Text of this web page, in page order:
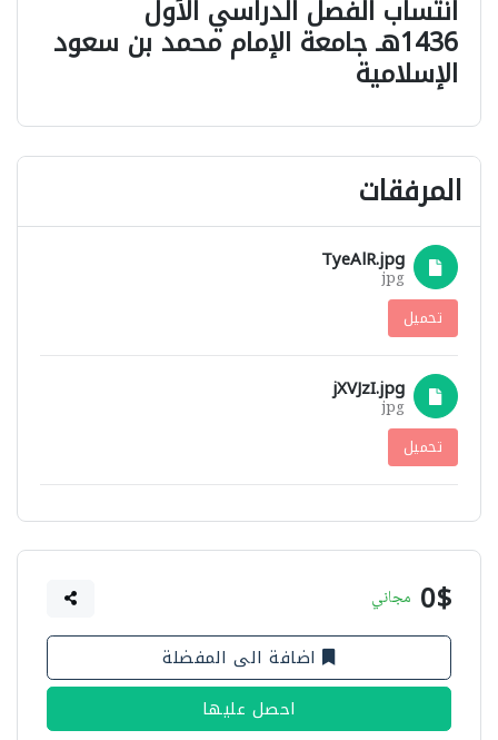
انتساب الفصل الدراسي الأول
1436هـ جامعة الإمام محمد بن سعود
الإسلامية
المرفقات
TyeAlR.jpg
jpg
تحميل
jXVJzI.jpg
jpg
تحميل
0$ مجاني
اضافة الى المفضلة
احصل عليها